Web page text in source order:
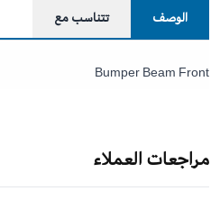
الوصف تتناسب مع
Bumper Beam Front
مراجعات العملاء